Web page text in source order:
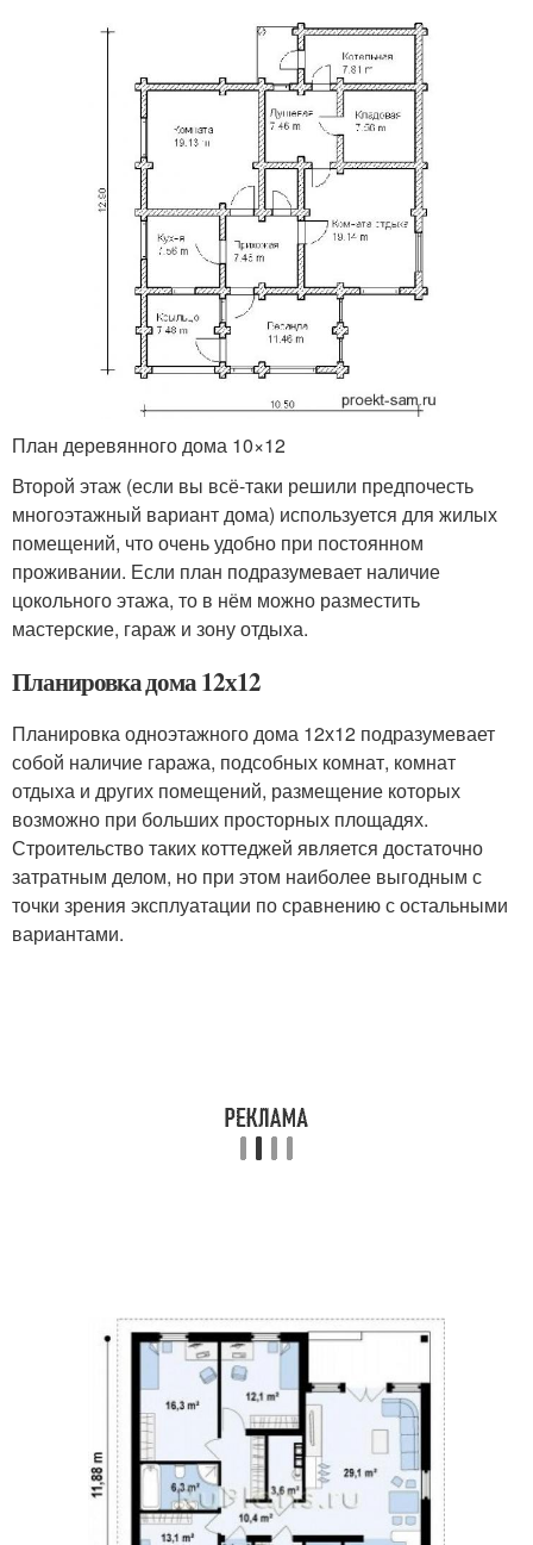
План деревянного дома 10×12
Второй этаж (если вы всё-таки решили предпочесть
многоэтажный вариант дома) используется для жилых
помещений, что очень удобно при постоянном
проживании. Если план подразумевает наличие
цокольного этажа, то в нём можно разместить
мастерские, гараж и зону отдыха.
Планировка дома 12х12
Планировка одноэтажного дома 12х12 подразумевает
собой наличие гаража, подсобных комнат, комнат
отдыха и других помещений, размещение которых
возможно при больших просторных площадях.
Строительство таких коттеджей является достаточно
затратным делом, но при этом наиболее выгодным с
точки зрения эксплуатации по сравнению с остальными
вариантами.